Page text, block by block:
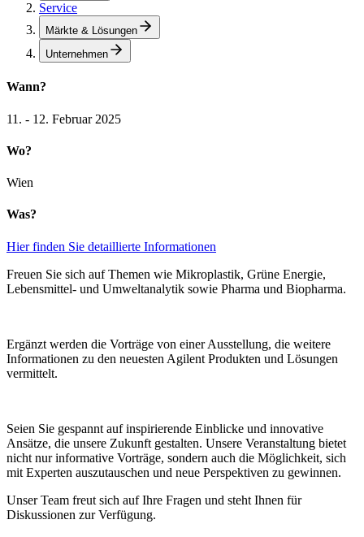
Service
Märkte & Lösungen
Unternehmen
Wann?
11. - 12. Februar 2025
Wo?
Wien
Was?
Hier finden Sie detaillierte Informationen
Freuen Sie sich auf Themen wie Mikroplastik, Grüne Energie,
Lebensmittel- und Umweltanalytik sowie Pharma und Biopharma.
Ergänzt werden die Vorträge von einer Ausstellung, die weitere
Informationen zu den neuesten Agilent Produkten und Lösungen
vermittelt.
Seien Sie gespannt auf inspirierende Einblicke und innovative
Ansätze, die unsere Zukunft gestalten. Unsere Veranstaltung bietet
nicht nur informative Vorträge, sondern auch die Möglichkeit, sich
mit Experten auszutauschen und neue Perspektiven zu gewinnen.
Unser Team freut sich auf Ihre Fragen und steht Ihnen für
Diskussionen zur Verfügung.